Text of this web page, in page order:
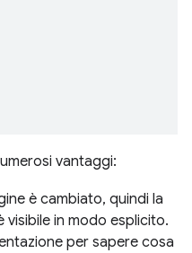
vantaggi:
è cambiato, quindi la
in modo esplicito.
per sapere cosa